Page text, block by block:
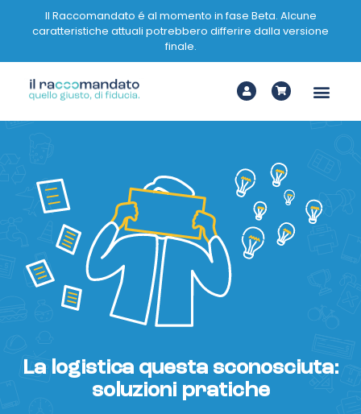
Il Raccomandato é al momento in fase Beta. Alcune
caratteristiche attuali potrebbero differire dalla versione
finale.
La logistica questa sconosciuta:
soluzioni pratiche